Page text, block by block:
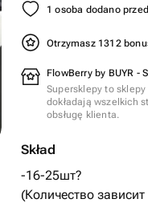
1 osoba dodano
Otrzymasz 1312
FlowBerry by BUYR -
Supersklepy to
dokładają wszelkich
obsługę klienta.
Skład
-16-25шт?
(Количество